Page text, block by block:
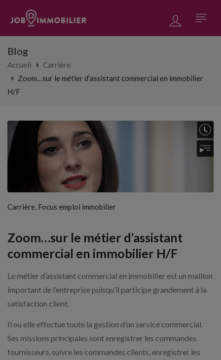
Blog
Accueil
Carrière
Zoom…sur le métier d’assistant commercial en immobilier
H/F
Carrière Focus emploi immobilier
Zoom…sur le métier d’assistant
commercial en immobilier H/F
Le métier d’assistant commercial en immobilier est un maillon
important de l’entreprise puisqu’il participe grandement à la
satisfaction client.
Il ou elle effectue toute la gestion d’un service commercial.
Ses missions principales sont enregistrer les commandes
fournisseurs, suivre les commandes clients, enregistrer les